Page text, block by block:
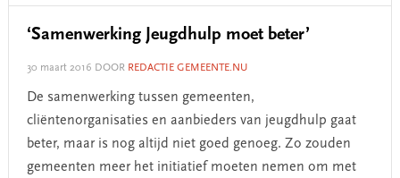
‘Samenwerking Jeugdhulp moet beter’
30 maart 2016 DOOR REDACTIE GEMEENTE.NU
De samenwerking tussen gemeenten,
cliëntenorganisaties en aanbieders van jeugdhulp gaat
beter, maar is nog altijd niet goed genoeg. Zo zouden
gemeenten meer het initiatief moeten nemen om met